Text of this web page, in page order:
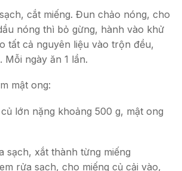
cắt miếng. Đun chảo nóng, cho
nóng thì bỏ gừng, hành vào khử
tất cả nguyên liệu vào trộn đều,
ngày ăn 1 lần.
mật ong:
lớn nặng khoảng 500 g, mật ong
sạch, xắt thành từng miếng
rửa sạch, cho miếng củ cải vào,